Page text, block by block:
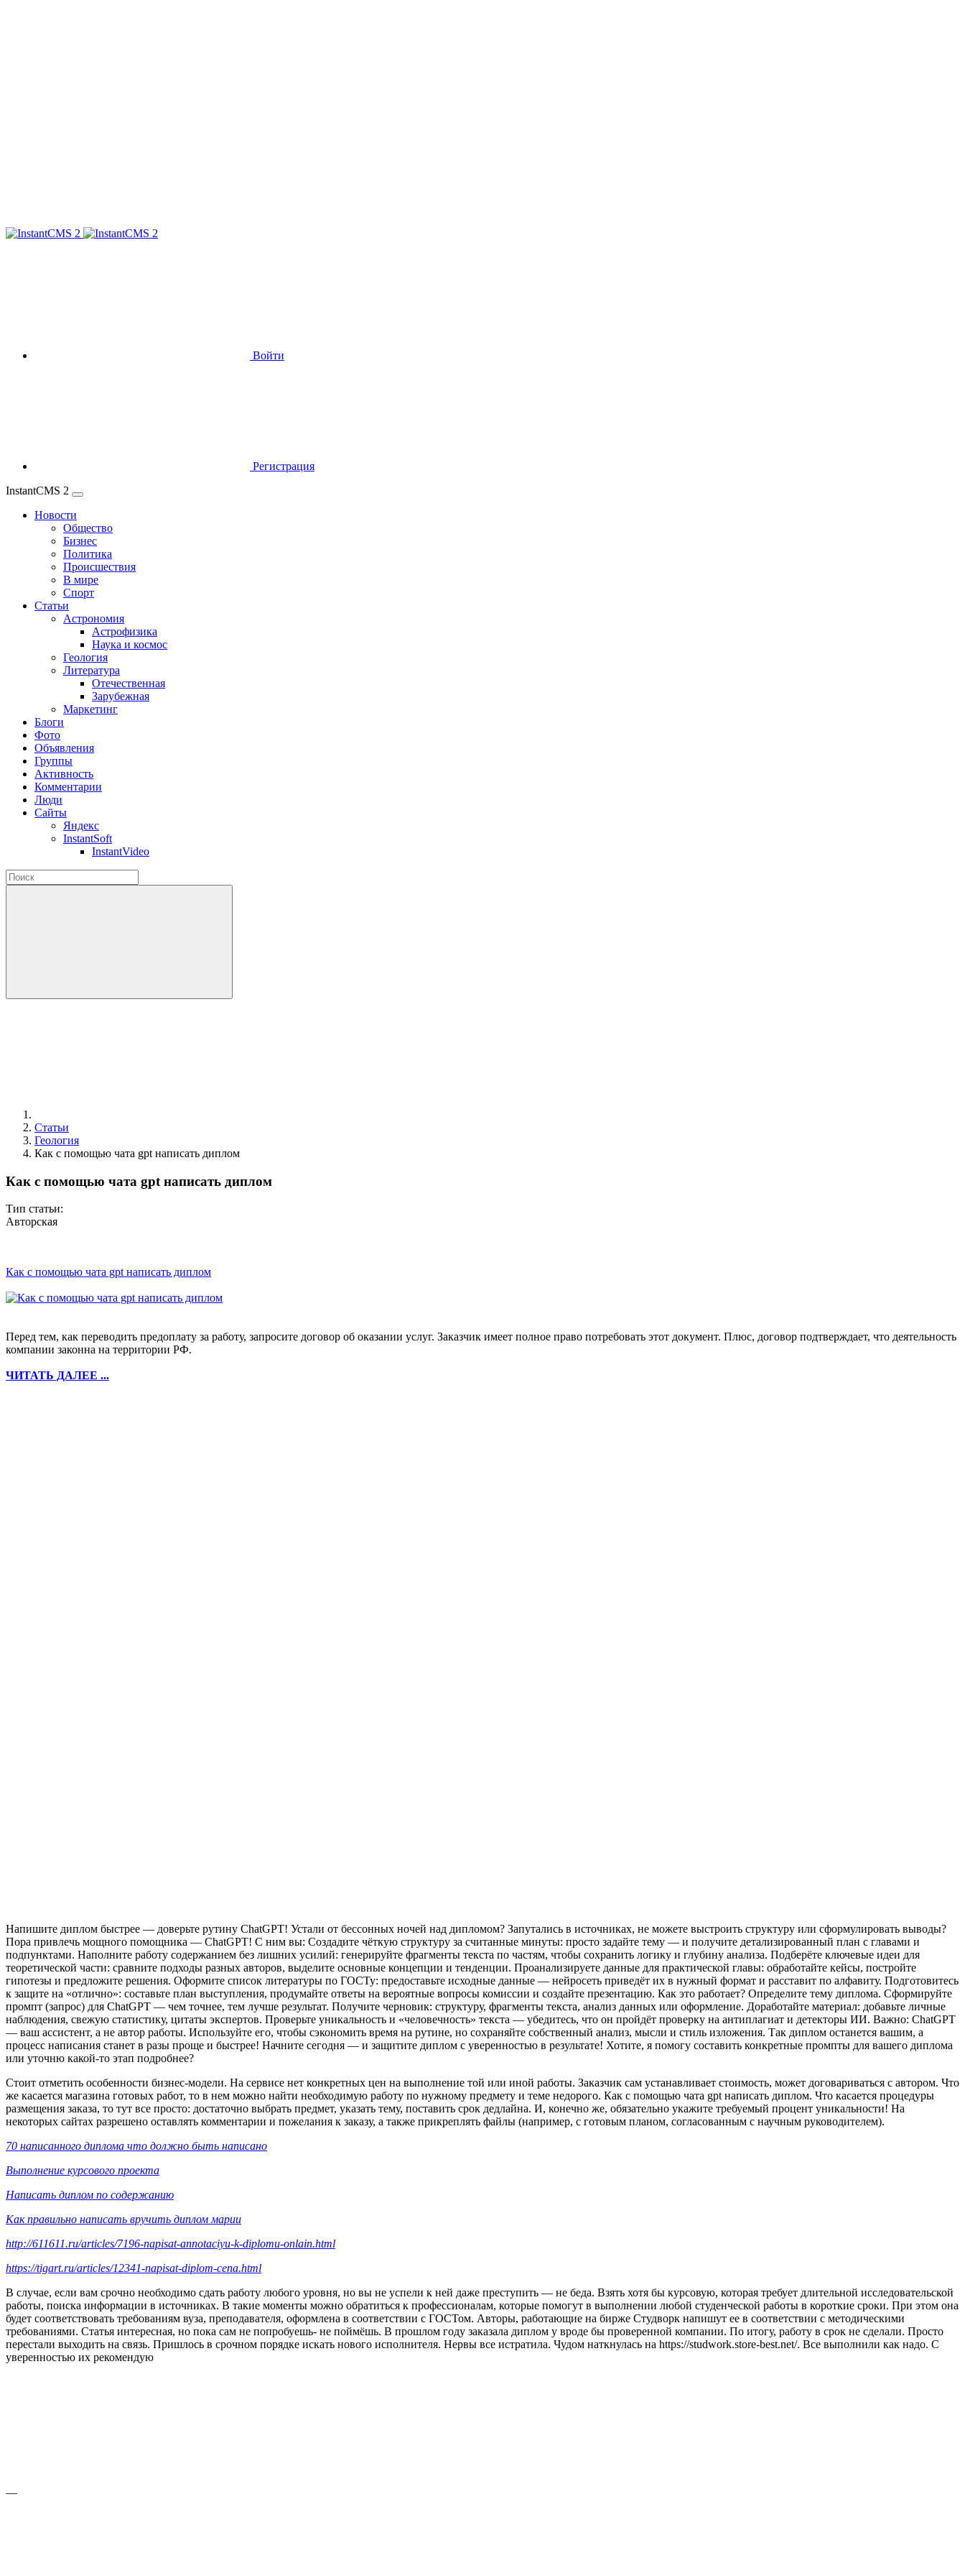
Войти
Регистрация
InstantCMS 2
Новости
Общество
Бизнес
Политика
Происшествия
В мире
Спорт
Статьи
Астрономия
Астрофизика
Наука и космос
Геология
Литература
Отечественная
Зарубежная
Маркетинг
Блоги
Фото
Объявления
Группы
Активность
Комментарии
Люди
Сайты
Яндекс
InstantSoft
InstantVideo
Статьи
Геология
Как с помощью чата gpt написать диплом
Как с помощью чата gpt написать диплом
Тип статьи:
Авторская
Как с помощью чата gpt написать диплом
Перед тем, как переводить предоплату за работу, запросите договор об оказании услуг. Заказчик имеет полное право потребовать этот документ. Плюс, договор подтверждает, что деятельность
компании законна на территории РФ.
ЧИТАТЬ ДАЛЕЕ ...
Напишите диплом быстрее — доверьте рутину ChatGPT! Устали от бессонных ночей над дипломом? Запутались в источниках, не можете выстроить структуру или сформулировать выводы?
Пора привлечь мощного помощника — ChatGPT! С ним вы: Создадите чёткую структуру за считанные минуты: просто задайте тему — и получите детализированный план с главами и
подпунктами. Наполните работу содержанием без лишних усилий: генерируйте фрагменты текста по частям, чтобы сохранить логику и глубину анализа. Подберёте ключевые идеи для
теоретической части: сравните подходы разных авторов, выделите основные концепции и тенденции. Проанализируете данные для практической главы: обработайте кейсы, постройте
гипотезы и предложите решения. Оформите список литературы по ГОСТу: предоставьте исходные данные — нейросеть приведёт их в нужный формат и расставит по алфавиту. Подготовитесь
к защите на «отлично»: составьте план выступления, продумайте ответы на вероятные вопросы комиссии и создайте презентацию. Как это работает? Определите тему диплома. Сформируйте
промпт (запрос) для ChatGPT — чем точнее, тем лучше результат. Получите черновик: структуру, фрагменты текста, анализ данных или оформление. Доработайте материал: добавьте личные
наблюдения, свежую статистику, цитаты экспертов. Проверьте уникальность и «человечность» текста — убедитесь, что он пройдёт проверку на антиплагиат и детекторы ИИ. Важно: ChatGPT
— ваш ассистент, а не автор работы. Используйте его, чтобы сэкономить время на рутине, но сохраняйте собственный анализ, мысли и стиль изложения. Так диплом останется вашим, а
процесс написания станет в разы проще и быстрее! Начните сегодня — и защитите диплом с уверенностью в результате! Хотите, я помогу составить конкретные промпты для вашего диплома
или уточню какой‑то этап подробнее?
Стоит отметить особенности бизнес-модели. На сервисе нет конкретных цен на выполнение той или иной работы. Заказчик сам устанавливает стоимость, может договариваться с автором. Что
же касается магазина готовых работ, то в нем можно найти необходимую работу по нужному предмету и теме недорого. Как с помощью чата gpt написать диплом. Что касается процедуры
размещения заказа, то тут все просто: достаточно выбрать предмет, указать тему, поставить срок дедлайна. И, конечно же, обязательно укажите требуемый процент уникальности! На
некоторых сайтах разрешено оставлять комментарии и пожелания к заказу, а также прикреплять файлы (например, с готовым планом, согласованным с научным руководителем).
70 написанного диплома что должно быть написано
Выполнение курсового проекта
Написать диплом по содержанию
Как правильно написать вручить диплом марии
http://611611.ru/articles/7196-napisat-annotaciyu-k-diplomu-onlain.html
https://tigart.ru/articles/12341-napisat-diplom-cena.html
В случае, если вам срочно необходимо сдать работу любого уровня, но вы не успели к ней даже преступить — не беда. Взять хотя бы курсовую, которая требует длительной исследовательской
работы, поиска информации в источниках. В такие моменты можно обратиться к профессионалам, которые помогут в выполнении любой студенческой работы в короткие сроки. При этом она
будет соответствовать требованиям вуза, преподавателя, оформлена в соответствии с ГОСТом. Авторы, работающие на бирже Студворк напишут ее в соответствии с методическими
требованиями. Статья интересная, но пока сам не попробуешь- не поймёшь. В прошлом году заказала диплом у вроде бы проверенной компании. По итогу, работу в срок не сделали. Просто
перестали выходить на связь. Пришлось в срочном порядке искать нового исполнителя. Нервы все истратила. Чудом наткнулась на https://studwork.store-best.net/. Все выполнили как надо. С
уверенностью их рекомендую
—